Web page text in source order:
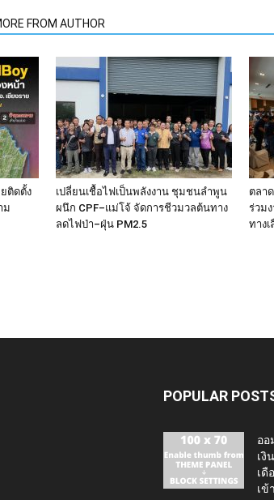
FROM AUTHOR
ติดตั้ง
ม
เปลี่ยนเชื้อไฟเป็นพลังงาน ชุมชนลำพูน
ผนึก CPF–แม่โจ้ จัดการชีวมวลต้นทาง
ลดไฟป่า–ฝุ่น PM2.5
ตลา
ร่วม
ทาง
POPULAR
ออ
เงิ
เดื
เข้